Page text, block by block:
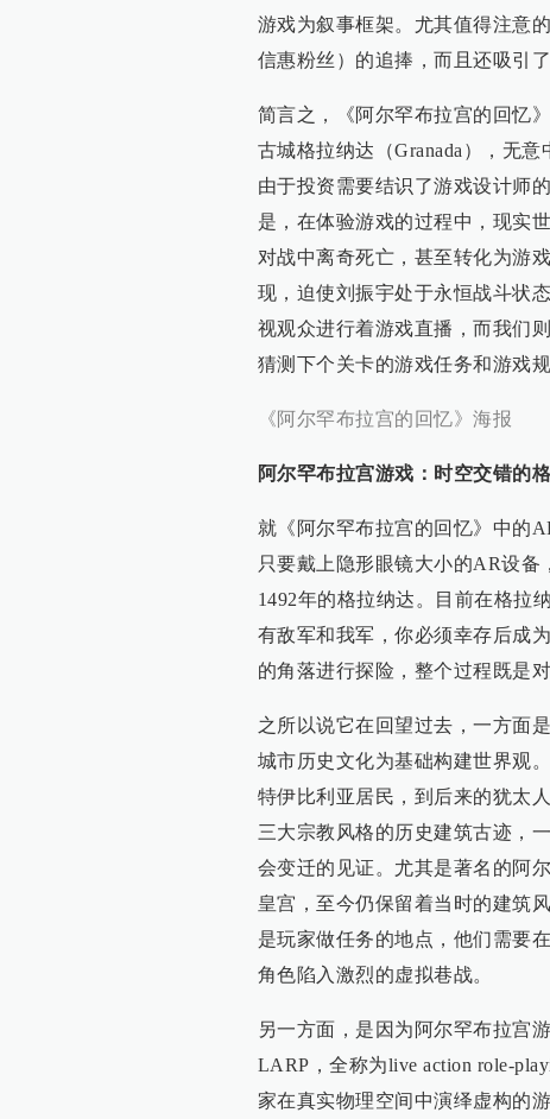
游戏为叙事框架。尤其值得注意
信惠粉丝）的追捧，而且还吸引
简言之，《阿尔罕布拉宫的回忆
古城格拉纳达（Granada），无
由于投资需要结识了游戏设计师
是，在体验游戏的过程中，现实
对战中离奇死亡，甚至转化为游
现，迫使刘振宇处于永恒战斗状
视观众进行着游戏直播，而我们
猜测下个关卡的游戏任务和游戏规
《阿尔罕布拉宫的回忆》海报
阿尔罕布拉宫游戏：时空交错的
就《阿尔罕布拉宫的回忆》中的
只要戴上隐形眼镜大小的AR设备
1492年的格拉纳达。目前在格拉
有敌军和我军，你必须幸存后成
的角落进行探险，整个过程既是
之所以说它在回望过去，一方面
城市历史文化为基础构建世界观
特伊比利亚居民，到后来的犹太
三大宗教风格的历史建筑古迹，
会变迁的见证。尤其是著名的阿
皇宫，至今仍保留着当时的建筑
是玩家做任务的地点，他们需要
角色陷入激烈的虚拟巷战。
另一方面，是因为阿尔罕布拉宫
LARP，全称为live action role-
家在真实物理空间中演绎虚构的